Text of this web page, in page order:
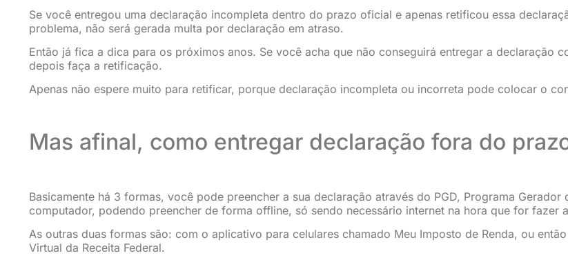
Se você entregou uma declaração incompleta dentro do prazo oficial e apenas retificou essa
problema, não será gerada multa por declaração em atraso.
Então já fica a dica para os próximos anos. Se você acha que não conseguirá entregar a declaração
depois faça a retificação.
Apenas não espere muito para retificar, porque declaração incompleta ou incorreta pode colocar o
Mas afinal, como entregar declaração fora do
Basicamente há 3 formas, você pode preencher a sua declaração através do PGD, Programa
computador, podendo preencher de forma offline, só sendo necessário internet na hora que for fazer
As outras duas formas são: com o aplicativo para celulares chamado Meu Imposto de Renda, ou
Virtual da Receita Federal.